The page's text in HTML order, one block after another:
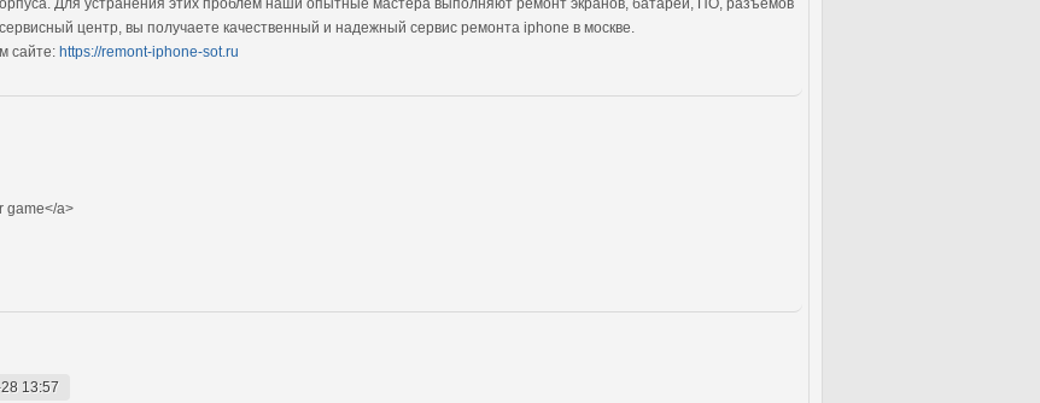
центр, вы получаете качественный и надежный сервис ремонта iphone в москве.
сайте: https://remont-iphone-sot.ru
game</a>
13:57